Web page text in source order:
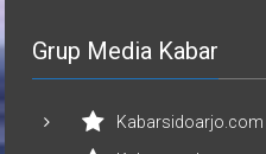
Grup Media Kabar
Kabarsidoarjo.com